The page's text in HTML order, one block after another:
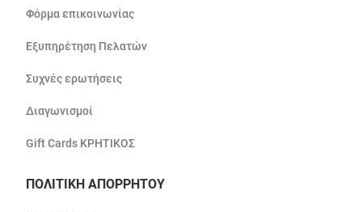
Φόρμα επικοινωνίας
Εξυπηρέτηση Πελατών
Συχνές ερωτήσεις
Διαγωνισμοί
Gift Cards ΚΡΗΤΙΚΟΣ
ΠΟΛΙΤΙΚΗ ΑΠΟΡΡΗΤΟΥ